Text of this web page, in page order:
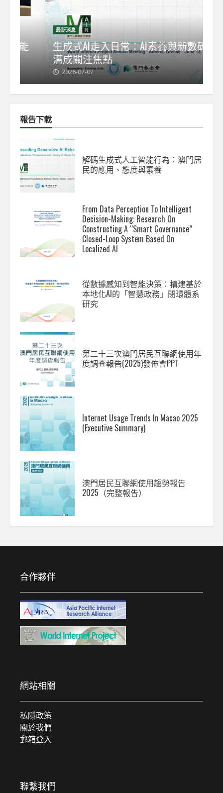
最新消息
生成式AI走入日常：AI素養與新數碼鴻
溝成關注焦點
2026-07-07
報告下載
解碼生成式人工智能行為：澳門居
民的應用、態度與素養
From Data Perception To Intelligent
Decision-Making: Research On
Constructing A “Smart Governance”
Closed-Loop System Based On
Localized AI
從數據感知到智能決策：構建基於
本地化AI的「智慧政務」閉環體系
研究
第二十三次澳門居民互聯網使用年
度調查報告(2025)發佈會PPT
Internet Usage Trends In Macao 2025
(Executive Summary)
澳門居民互聯網使用趨勢報告
2025（完整報告）
合作夥伴
網站相關
私隱政策
關於我們
郵箱登入
聯繫我們